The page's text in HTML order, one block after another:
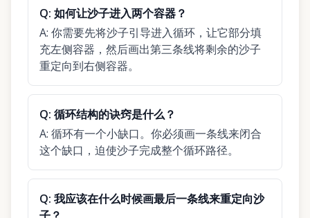
Q: 如何让沙子进入两个容器？
A: 你需要先将沙子引导进入循环，让它部分填
充左侧容器，然后画出第三条线将剩余的沙子
重定向到右侧容器。
Q: 循环结构的诀窍是什么？
A: 循环有一个小缺口。你必须画一条线来闭合
这个缺口，迫使沙子完成整个循环路径。
Q: 我应该在什么时候画最后一条线来重定向沙